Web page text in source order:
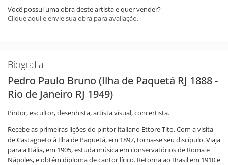
Você possui uma obra deste artista e quer vender?
Clique aqui e envie sua obra para avaliação.
Biografia
Pedro Paulo Bruno (Ilha de Paquetá RJ 1888 -
Rio de Janeiro RJ 1949)
Pintor, escultor, desenhista, artista visual, concertista.
Recebe as primeiras lições do pintor italiano Ettore Tito. Com a visita
de Castagneto à Ilha de Paquetá, em 1897, torna-se seu discípulo. Viaja
para a Itália, em 1905, estuda música em conservatórios de Roma e
Nápoles, e obtém diploma de cantor lírico. Retorna ao Brasil em 1910 e